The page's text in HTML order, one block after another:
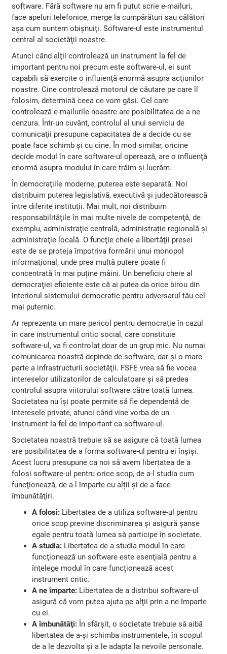
software. Fără software nu am fi putut scrie e-mailuri,
face apeluri telefonice, merge la cumpărături sau călători
aşa cum suntem obişnuiţi. Software-ul este instrumentul
central al societăţii noastre.
Atunci când alţii controlează un instrument la fel de
important pentru noi precum este software-ul, ei sunt
capabili să exercite o influienţă enormă asupra acţiunilor
noastre. Cine controlează motorul de căutare pe care îl
folosim, determină ceea ce vom găsi. Cel care
controlează e-mailurile noastre are posibilitatea de a ne
cenzura. Într-un cuvânt, controlul al unui serviciu de
comunicaţii presupune capacitatea de a decide cu se
poate face schimb și cu cine. În mod similar, oricine
decide modul în care software-ul operează, are o influenţă
enormă asupra modului în care trăim şi lucrăm.
În democraţiile moderne, puterea este separată. Noi
distribuim puterea legislativă, executivă şi judecătorească
între diferite instituţii. Mai mult, noi distribuim
responsabilităţile în mai multe nivele de competenţă, de
exemplu, administraţie centrală, administrație regională şi
administraţie locală. O funcţie cheie a libertăţii presei
este de se proteja împotriva formării unui monopol
informaţional, unde prea multă putere poate fi
concentrată în mai puține mâini. Un beneficiu cheie al
democraţiei eficiente este că ai putea da orice birou din
interiorul sistemului democratic pentru adversarul tău cel
mai puternic.
Ar reprezenta un mare pericol pentru democraţie în cazul
în care instrumentul critic social, care constituie
software-ul, va fi controlat doar de un grup mic. Nu numai
comunicarea noastră depinde de software, dar și o mare
parte a infrastructurii societăţii. FSFE vrea să fie vocea
intereselor utilizatorilor de calculatoare şi să predea
controlul asupra viitorului software către toată lumea.
Societatea nu îşi poate permite să fie dependentă de
interesele private, atunci când vine vorba de un
instrument la fel de important ca software-ul.
Societatea noastră trebuie să se asigure că toată lumea
are posibilitatea de a forma software-ul pentru ei înşişi.
Acest lucru presupune ca noi să avem libertatea de a
folosi software-ul pentru orice scop, de a-l studia cum
funcţionează, de a-l împarte cu alții şi de a face
îmbunătăţiri.
A folosi: Libertatea de a utiliza software-ul pentru
orice scop previne discriminarea şi asigură şanse
egale pentru toată lumea să participe în societate.
A studia: Libertatea de a studia modul în care
funcţionează un software este esenţială pentru a
înţelege modul în care funcționează acest
instrument critic.
A ne împarte: Libertatea de a distribui software-ul
asigură că vom putea ajuta pe alţii prin a ne împarte
cu ei.
A îmbunătăţi: În sfârşit, o societate trebuie să aibă
libertatea de a-și schimba instrumentele, în scopul
de a le dezvolta şi a le adapta la nevoile personale.